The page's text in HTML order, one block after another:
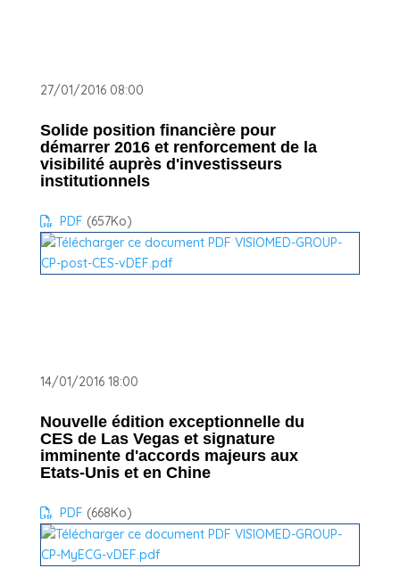
27/01/2016 08:00
Solide position financière pour
démarrer 2016 et renforcement de la
visibilité auprès d'investisseurs
institutionnels
PDF (657Ko)
14/01/2016 18:00
Nouvelle édition exceptionnelle du
CES de Las Vegas et signature
imminente d'accords majeurs aux
Etats-Unis et en Chine
PDF (668Ko)